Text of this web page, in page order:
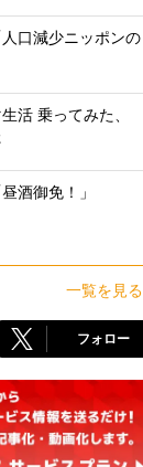
口減少ニッポンの
活 乗ってみた、
酒御免！」
一覧を見る
フォロー